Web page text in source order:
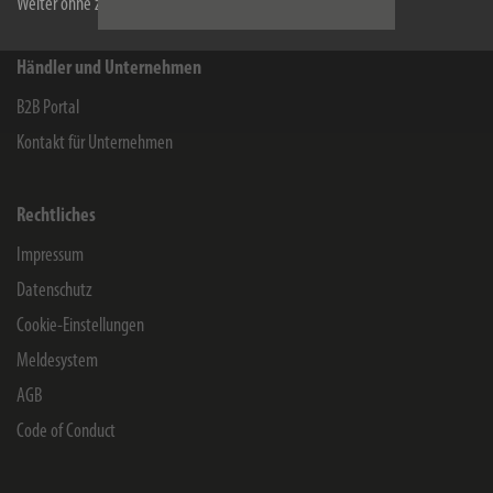
Weiter ohne zu akzeptieren
Händler und Unternehmen
B2B Portal
Kontakt für Unternehmen
Rechtliches
Impressum
Datenschutz
Cookie-Einstellungen
Meldesystem
AGB
Code of Conduct